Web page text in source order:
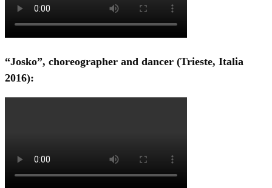
“Josko”, choreographer and dancer (Trieste, Italia
2016):